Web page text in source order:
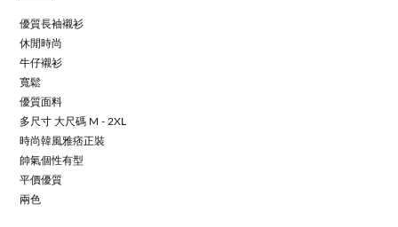
優質長袖襯衫
休閒時尚
牛仔襯衫
寬鬆
優質面料
多尺寸 大尺碼 M - 2XL
時尚韓風雅痞正裝
帥氣個性有型
平價優質
兩色